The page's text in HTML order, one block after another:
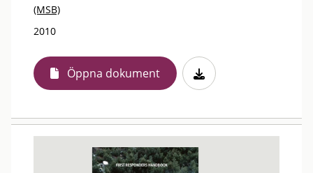
(MSB)
2010
Öppna dokument